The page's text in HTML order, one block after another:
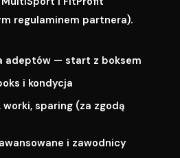
regulaminem partnera).
adeptów — start z boksem
i kondycja
worki, sparing (za zgodą
i zawodnicy